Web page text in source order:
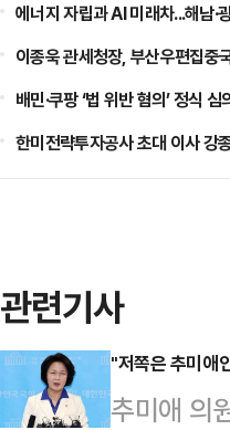
에너지 자립과 AI 미래차...해남·
이종욱 관세청장, 부산우편집중
배민·쿠팡 ‘법 위반 혐의’ 정식
한미전략투자공사 초대 이사 강
관련기사
"저쪽은 추미애
추미애 의